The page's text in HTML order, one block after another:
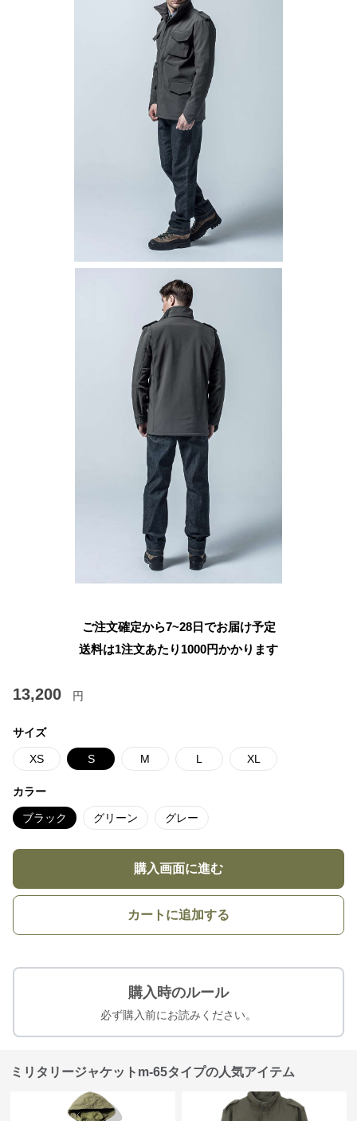
ご注文確定から7~28日でお届け予定
送料は1注文あたり 1000円かかります
13,200 円
サイズ
XS S M L XL
カラー
ブラック グリーン グレー
購入画面に進む
カートに追加する
購入時のルール
必ず購入前にお読みください。
ミリタリージャケットm-65タイプの人気アイテム